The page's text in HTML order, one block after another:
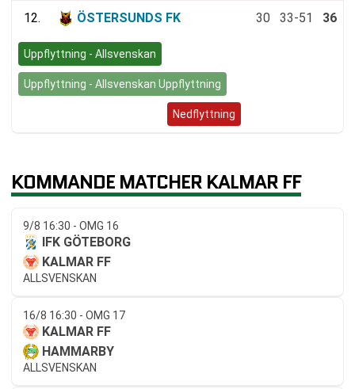
12. ÖSTERSUNDS FK 30 33-51 36
Uppflyttning - Allsvenskan
Uppflyttning - Allsvenskan Uppflyttning
Nedflyttning
KOMMANDE MATCHER KALMAR FF
9/8 16:30 - OMG 16
IFK GÖTEBORG
KALMAR FF
ALLSVENSKAN
16/8 16:30 - OMG 17
KALMAR FF
HAMMARBY
ALLSVENSKAN